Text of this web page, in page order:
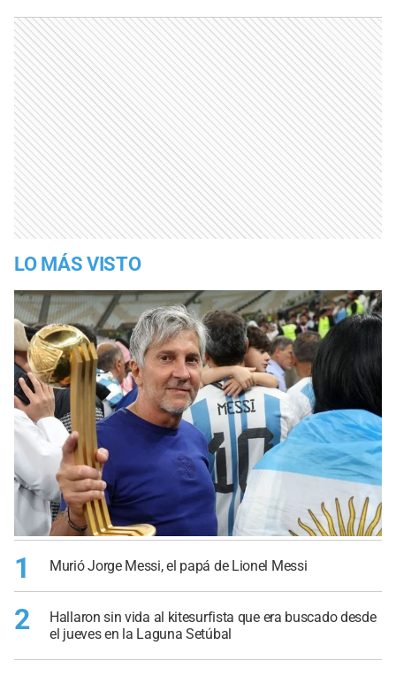
LO MÁS VISTO
1 Murió Jorge Messi, el papá de Lionel Messi
2
Hallaron sin vida al kitesurfista que era buscado desde
el jueves en la Laguna Setúbal